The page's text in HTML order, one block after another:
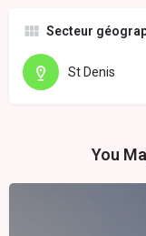
Secteur
St Denis
You